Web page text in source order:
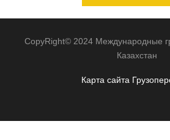
CopyRight© 2024 Международные
Казахстан
Карта сайта